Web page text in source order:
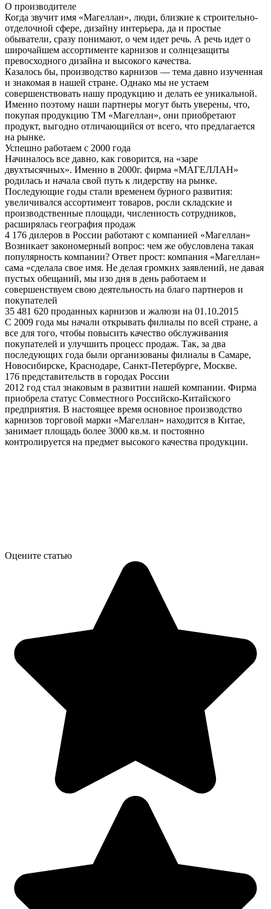
О производителе
Когда звучит имя «Магеллан», люди, близкие к строительно-
отделочной сфере, дизайну интерьера, да и простые
обыватели, сразу понимают, о чем идет речь. А речь идет о
широчайшем ассортименте карнизов и солнцезащиты
превосходного дизайна и высокого качества.
Казалось бы, производство карнизов — тема давно изученная
и знакомая в нашей стране. Однако мы не устаем
совершенствовать нашу продукцию и делать ее уникальной.
Именно поэтому наши партнеры могут быть уверены, что,
покупая продукцию ТМ «Магеллан», они приобретают
продукт, выгодно отличающийся от всего, что предлагается
на рынке.
Успешно работаем с 2000 года
Начиналось все давно, как говорится, на «заре
двухтысячных». Именно в 2000г. фирма «МАГЕЛЛАН»
родилась и начала свой путь к лидерству на рынке.
Последующие годы стали временем бурного развития:
увеличивался ассортимент товаров, росли складские и
производственные площади, численность сотрудников,
расширялась география продаж
4 176 дилеров в России работают с компанией «Магеллан»
Возникает закономерный вопрос: чем же обусловлена такая
популярность компании? Ответ прост: компания «Магеллан»
сама «сделала свое имя. Не делая громких заявлений, не давая
пустых обещаний, мы изо дня в день работаем и
совершенствуем свою деятельность на благо партнеров и
покупателей
35 481 620 проданных карнизов и жалюзи на 01.10.2015
С 2009 года мы начали открывать филиалы по всей стране, а
все для того, чтобы повысить качество обслуживания
покупателей и улучшить процесс продаж. Так, за два
последующих года были организованы филиалы в Самаре,
Новосибирске, Краснодаре, Санкт-Петербурге, Москве.
176 представительств в городах России
2012 год стал знаковым в развитии нашей компании. Фирма
приобрела статус Совместного Российско-Китайского
предприятия. В настоящее время основное производство
карнизов торговой марки «Магеллан» находится в Китае,
занимает площадь более 3000 кв.м. и постоянно
контролируется на предмет высокого качества продукции.
Оцените статью